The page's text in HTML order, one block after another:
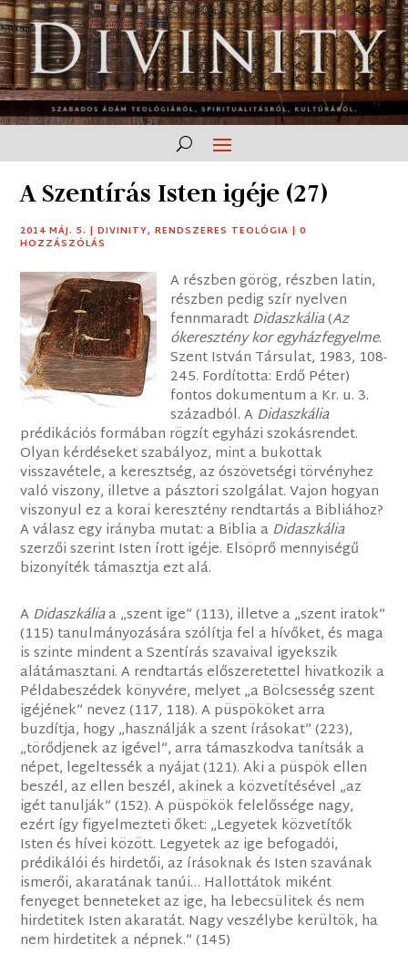
A Szentírás Isten igéje (27)
2014 MÁJ. 5. |DIVINITY,RENDSZERES TEOLÓGIA |0
HOZZÁSZÓLÁS
A részben görög, részben latin,
részben pedig szír nyelven
fennmaradtDidaszkália(Az
ókeresztény kor egyházfegyelme.
Szent István Társulat, 1983, 108-
245. Fordította: Erdő Péter)
fontos dokumentum a Kr. u. 3.
századból. ADidaszkália
prédikációs formában rögzít egyházi szokásrendet.
Olyan kérdéseket szabályoz, mint a bukottak
visszavétele, a keresztség, az ószövetségi törvényhez
való viszony, illetve a pásztori szolgálat. Vajon hogyan
viszonyul ez a korai keresztény rendtartás a Bibliához?
A válasz egy irányba mutat: a Biblia aDidaszkália
szerzői szerint Isten írott igéje. Elsöprő mennyiségű
bizonyíték támasztja ezt alá.
ADidaszkáliaa „szent ige” (113), illetve a „szent iratok”
(115) tanulmányozására szólítja fel a hívőket, és maga
is szinte mindent a Szentírás szavaival igyekszik
alátámasztani. A rendtartás előszeretettel hivatkozik a
Példabeszédek könyvére, melyet „a Bölcsesség szent
igéjének” nevez (117, 118). A püspököket arra
buzdítja, hogy „használják a szent írásokat” (223),
„törődjenek az igével”, arra támaszkodva tanítsák a
népet, legeltessék a nyájat (121). Aki a püspök ellen
beszél, az ellen beszél, akinek a közvetítésével „az
igét tanulják” (152). A püspökök felelőssége nagy,
ezért így figyelmezteti őket: „Legyetek közvetítők
Isten és hívei között. Legyetek az ige befogadói,
prédikálói és hirdetői, az írásoknak és Isten szavának
ismerői, akaratának tanúi… Hallottátok miként
fenyeget benneteket az ige, ha lebecsülitek és nem
hirdetitek Isten akaratát. Nagy veszélybe kerültök, ha
nem hirdetitek a népnek.” (145)